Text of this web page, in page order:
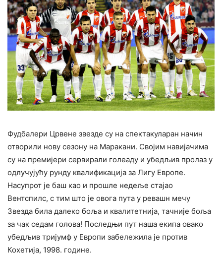
Фудбалери Црвене звезде су на спектакуларан начин
отворили нову сезону на Маракани. Својим навијачима
су на премијери сервирали голеаду и убедљив пролаз у
одлучујућу рунду квалификација за Лигу Европе.
Насупрот је баш као и прошле недеље стајао
Вентспилс, с тим што је овога пута у ревашн мечу
Звезда била далеко боља и квалитетнија, тачније боља
за чак седам голова! Последњи пут наша екипа овако
убедљив тријумф у Европи забележила је против
Кохетија, 1998. године.